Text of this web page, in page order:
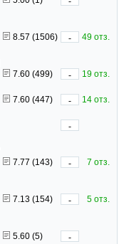
8.57 (1506) -
49 отз.
7.60 (499) -
19 отз.
7.60 (447) -
14 отз.
-
7.77 (143) -
7 отз.
7.13 (154) -
5 отз.
5.60 (5)
-